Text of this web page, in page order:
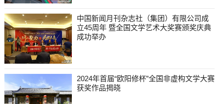
中国新闻月刊杂志社（集团）有限公司成
立45周年 暨全国文学艺术大奖赛颁奖庆典
成功举办
2024年首届“欧阳修杯”全国非虚构文学大赛
获奖作品揭晓